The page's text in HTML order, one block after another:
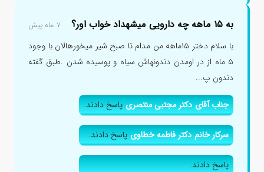
به ۱۵ ماهه چه دارویی میشهداد خواب اور؟ ۷ ماه پیش
با سلام دختر ۱۵ماهه من مدام تا صبح شیر میخورهالان با وجود
۵ ماه از در اومدن دندونهاش سیاه و پوسیده شدن .طبق گفته
دندون پ...
جناب آقای دکتر مجتبی منتصریپاسخ دادند.
سرکار خانم دکتر فاطمه خطاویپاسخ دادند.
پاسخ دادند.